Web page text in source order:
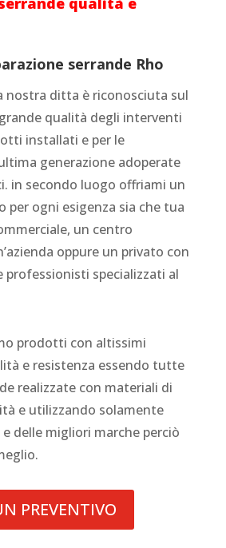
serrande Rho
nostra ditta è riconosciuta sul
qualità degli interventi
installati e per le
generazione adoperate
in secondo luogo offriami un
per ogni esigenza sia che tua
un centro
oppure un privato con
professionisti specializzati al
prodotti con altissimi
e resistenza essendo tutte
realizzate con materiali di
e utilizzando solamente
delle migliori marche perciò
PREVENTIVO